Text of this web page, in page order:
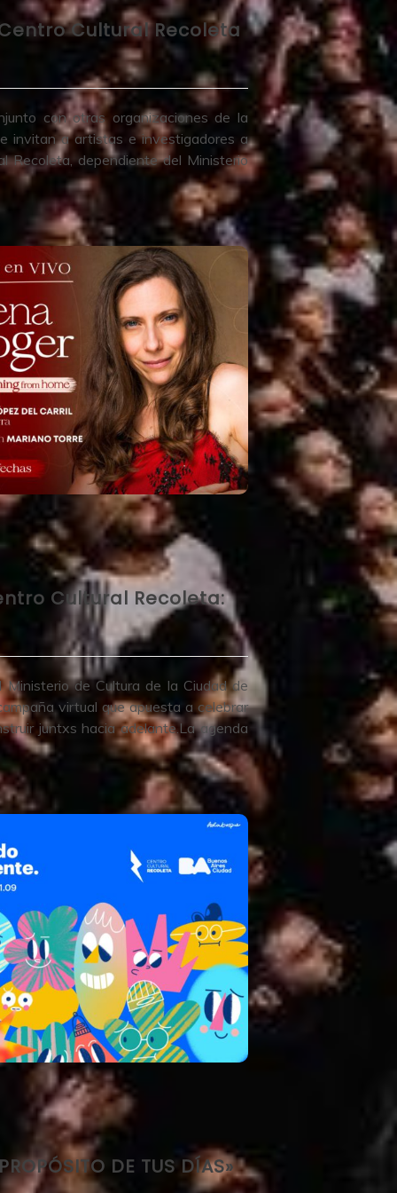
Centro Cultural Recoleta
con otras organizaciones de la
invitan a artistas e investigadores a
Recoleta, dependiente del Ministerio
Cultural Recoleta:
de Cultura de la Ciudad de
virtual que apuesta a celebrar
juntxs hacia adelante.La agenda
DE TUS DÍAS»